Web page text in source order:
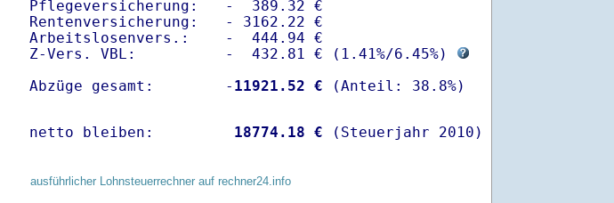
Pflegeversicherung:   -  389.32 €
Rentenversicherung:   - 3162.22 €
Arbeitslosenvers.:    -  444.94 €
Z-Vers. VBL:          -  432.81 € ( 1.41%/6.45%)
Abzüge gesamt:        - 11921.52 €
netto bleiben: 18774.18 € (Steuerjahr 2010)
ausführlicher Lohnsteuerrechner auf rechner24.info